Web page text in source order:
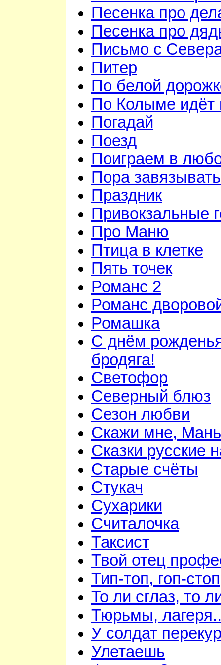
Песенка про
Песенка про
Письмо с
Питер
По белой
По Колыме идёт
Погадай
Поезд
Поиграем в
Пора завязывать
Праздник
Привокзальные
Про Маню
Птица в клетке
Пять точек
Романс 2
Романс
Ромашка
С днём
бродяга!
Светофор
Северный блюз
Сезон любви
Скажи мне, Мань
Сказки русские
Старые счёты
Стукач
Сухарики
Считалочка
Таксист
Твой отец
Тип-топ, гоп-стоп
То ли сглаз, то
Тюрьмы,
У солдат перекур
Улетаешь